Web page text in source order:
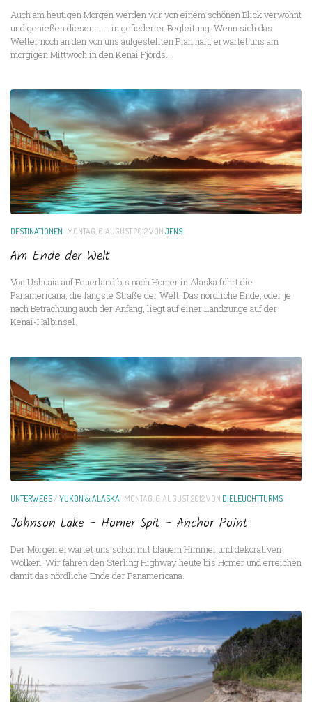
Auch am heutigen Morgen werden wir von einem schönen Blick verwöhnt
und genießen diesen … … in gefiederter Begleitung. Wenn sich das
Wetter noch an den von uns aufgestellten Plan hält, erwartet uns am
morgigen Mittwoch in den Kenai Fjords...
DESTINATIONEN MONTAG, 6. AUGUST 2012VONJENS
Am Ende der Welt
Von Ushuaia auf Feuerland bis nach Homer in Alaska führt die
Panamericana, die längste Straße der Welt. Das nördliche Ende, oder je
nach Betrachtung auch der Anfang, liegt auf einer Landzunge auf der
Kenai-Halbinsel.
UNTERWEGS/YUKON & ALASKA MONTAG, 6. AUGUST 2012VON DIELEUCHTTURMS
Johnson Lake – Homer Spit – Anchor Point
Der Morgen erwartet uns schon mit blauem Himmel und dekorativen
Wolken. Wir fahren den Sterling Highway heute bis Homer und erreichen
damit das nördliche Ende der Panamericana.